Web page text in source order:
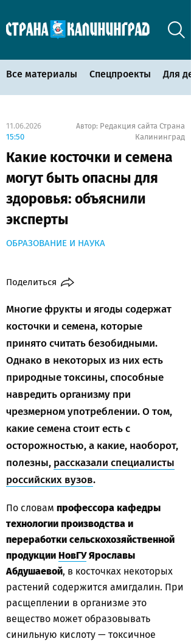
Все материалы Спецпроекты Для
11.06.2026
15:50
Автор: Редакция сайта Страна
Калининград
Какие косточки и семена
могут быть опасны для
здоровья: объяснили
эксперты
ОБРАЗОВАНИЕ И НАУКА
Поделиться
Многие фрукты и ягоды содержат
косточки и семена, которые
принято считать безобидными.
Однако в некоторых из них есть
природные токсины, способные
навредить организму при
чрезмерном употреблении. О том,
какие семена стоит есть с
осторожностью, а какие, наоборот,
полезны, рассказали специалисты
российских вузов.
По словам профессора кафедры
технологии производства и
переработки сельскохозяйственной
продукции НовГУЯрославы
Абдушаевой, в косточках некоторых
растений содержится амигдалин. При
расщеплении в организме это
вещество может образовывать
синильную кислоту — токсичное